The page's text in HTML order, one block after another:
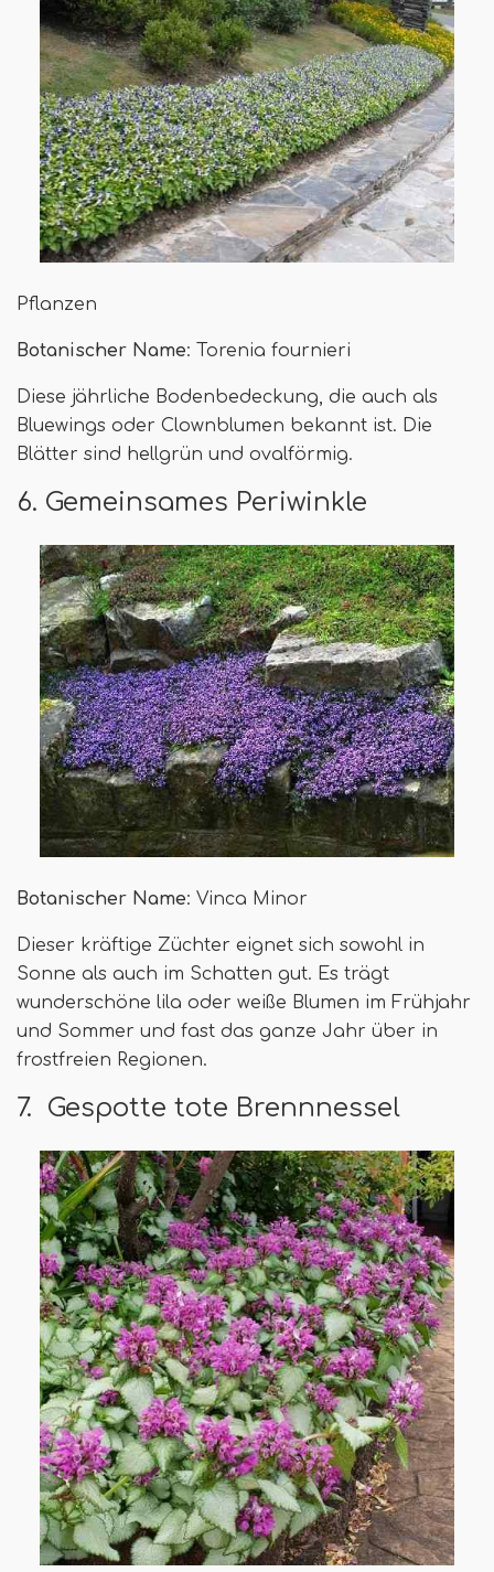
Pflanzen
Botanischer Name: Torenia fournieri
Diese jährliche Bodenbedeckung, die auch als
Bluewings oder Clownblumen bekannt ist. Die
Blätter sind hellgrün und ovalförmig.
6. Gemeinsames Periwinkle
Botanischer Name: Vinca Minor
Dieser kräftige Züchter eignet sich sowohl in
Sonne als auch im Schatten gut. Es trägt
wunderschöne lila oder weiße Blumen im Frühjahr
und Sommer und fast das ganze Jahr über in
frostfreien Regionen.
7. Gespotte tote Brennnessel